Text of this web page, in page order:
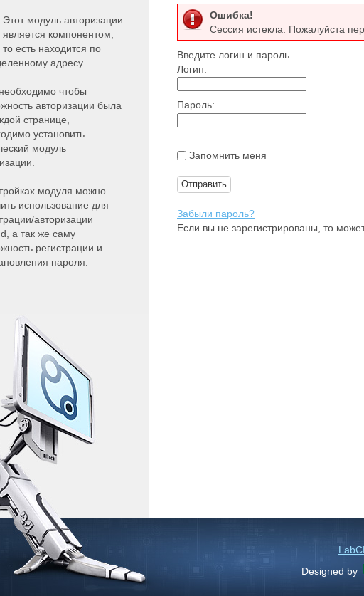
Этот модуль авторизации
является компонентом,
то есть находится по
адресу.
чтобы
авторизации была
странице,
установить
модуль
модуля можно
использование для
авторизации
а так же саму
регистрации и
пароля.
Ошибка!
Сессия истекла. Пожалуйста
Введите логин и пароль
Логин:
Пароль:
Запомнить меня
Забыли пароль?
Если вы не зарегистрированы, то
Designed by